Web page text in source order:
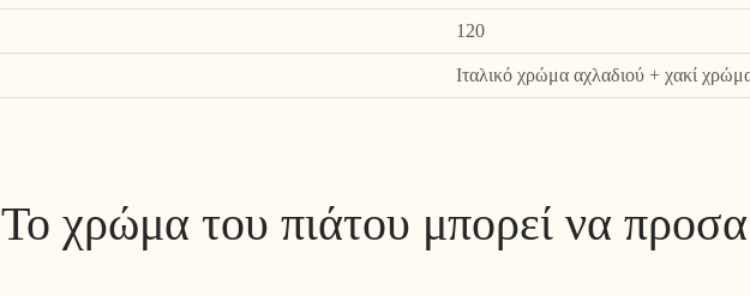
120
Ιταλικό χρώμα αχλαδιού + χακί
Το χρώμα του πιάτου μπορεί να